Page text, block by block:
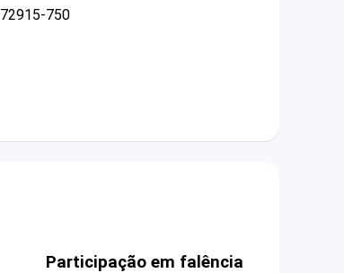
72915-750
Participação em falência